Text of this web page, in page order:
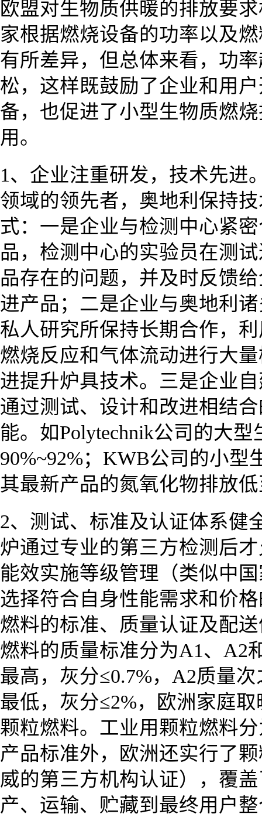
欧盟对生物质供暖的排放要
家根据燃烧设备的功率以及
有所差异，但总体来看，功
松，这样既鼓励了企业和用
备，也促进了小型生物质燃
用。
1、企业注重研发，技术先进
领域的领先者，奥地利保持
式：一是企业与检测中心紧
品，检测中心的实验员在测
品存在的问题，并及时反馈
进产品；二是企业与奥地利
私人研究所保持长期合作，
燃烧反应和气体流动进行大
进提升炉具技术。三是企业
通过测试、设计和改进相结
能。如Polytechnik公司的大
90%~92%；KWB公司的小型
其最新产品的氮氧化物排放低
2、测试、标准及认证体系健
炉通过专业的第三方检测后
能效实施等级管理（类似中
选择符合自身性能需求和价
燃料的标准、质量认证及配
燃料的质量标准分为A1、A2
最高，灰分≤0.7%，A2质量
最低，灰分≤2%，欧洲家庭
颗粒燃料。工业用颗粒燃料
产品标准外，欧洲还实行了
威的第三方机构认证），覆
产、运输、贮藏到最终用户